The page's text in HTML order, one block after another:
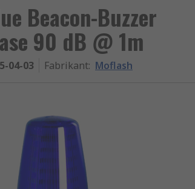
Beacon-Buzzer
90 dB @ 1m
04-03 Fabrikant: Moflash